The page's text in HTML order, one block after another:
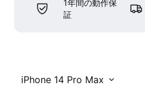
1年間の動作保
証
iPhone 14 Pro Max